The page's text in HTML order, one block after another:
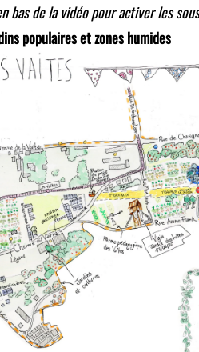
bas de la vidéo pour activer les
populaires et zones humides